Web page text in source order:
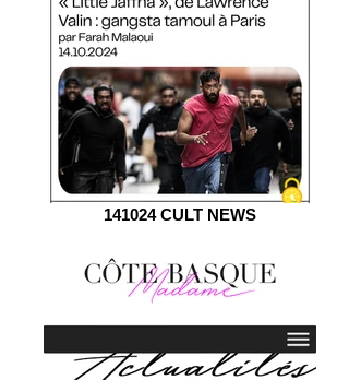
141024 CULT NEWS